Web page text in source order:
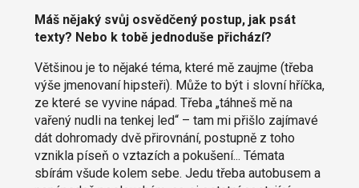
Máš nějaký svůj osvědčený postup, jak psát
texty? Nebo k tobě jednoduše přichází?
Většinou je to nějaké téma, které mě zaujme (třeba
výše jmenovaní hipsteři). Může to být i slovní hříčka,
ze které se vyvine nápad. Třeba „táhneš mě na
vařený nudli na tenkej led“ – tam mi přišlo zajímavé
dát dohromady dvě přirovnání, postupně z toho
vznikla píseň o vztazích a pokušení... Témata
sbírám všude kolem sebe. Jedu třeba autobusem a